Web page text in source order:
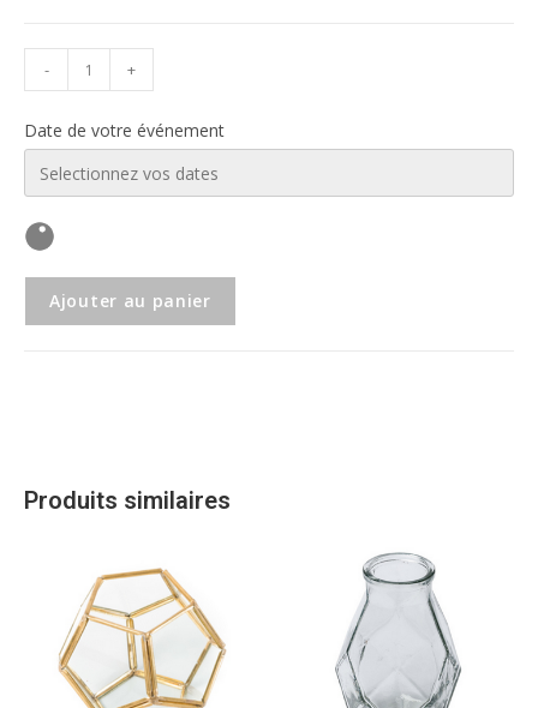
- +
Date de votre événement
Ajouter au panier
Produits similaires